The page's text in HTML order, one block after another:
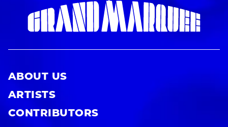
ABOUT US
ARTISTS
CONTRIBUTORS